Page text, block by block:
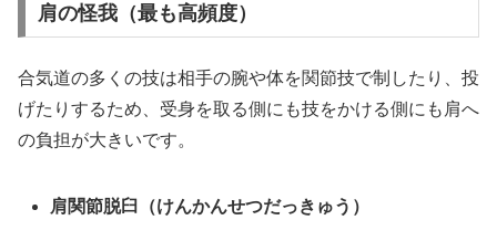
肩の怪我（最も高頻度）
合気道の多くの技は相手の腕や体を関節技で制したり、投
げたりするため、受身を取る側にも技をかける側にも肩へ
の負担が大きいです。
肩関節脱臼（けんかんせつだっきゅう）